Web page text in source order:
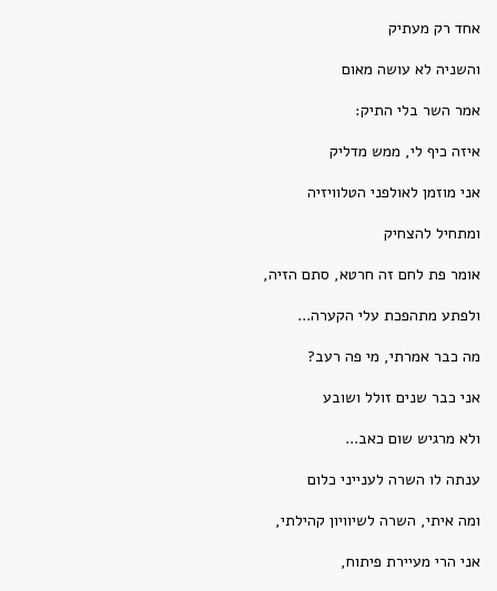
אחד רק מעתיק
והשניה לא עושה מאום
אמר השר בלי התיק:
איזה כיף לי, ממש מדליק
אני מוזמן לאולפני הטלוויזיה
ומתחיל להצחיק
אומר פת לחם זה חרטא, סתם הזיה,
ולפתע מתהפכת עלי הקערה...
מה כבר אמרתי, מי פה רעב?
אני כבר שנים זולל ושובע
ולא מרגיש שום כאב...
ענתה לו השרה לענייני כלום
ומה איתי, השרה לשיוויון קהילתי,
אני הרי מעיירת פיתוח,